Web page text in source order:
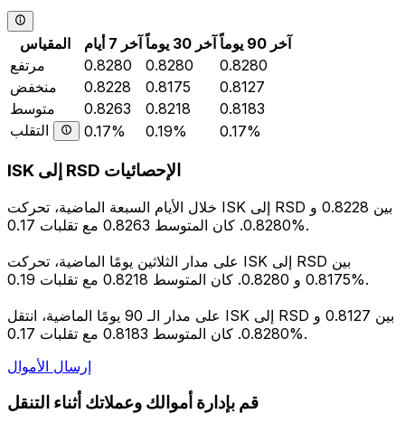
المقياس آخر 7 أيام آخر 30 يوماً
آخر 90 يوماً
مرتفع
0.8280 0.8280
0.8280
منخفض
0.8228 0.8175
0.8127
متوسط
0.8263 0.8218
0.8183
التقلب
0.17% 0.19% 0.17%
ISK إلى RSD الإحصائيات
خلال الأيام السبعة الماضية، تحركت ISK إلى RSD بين 0.8228 و
0.8280. كان المتوسط 0.8263 مع تقلبات 0.17%.
على مدار الثلاثين يومًا الماضية، تحركت ISK إلى RSD بين
0.8175 و 0.8280. كان المتوسط 0.8218 مع تقلبات 0.19%.
على مدار الـ 90 يومًا الماضية، انتقل ISK إلى RSD بين 0.8127 و
0.8280. كان المتوسط 0.8183 مع تقلبات 0.17%.
إرسال الأموال
قم بإدارة أموالك وعملاتك أثناء التنقل